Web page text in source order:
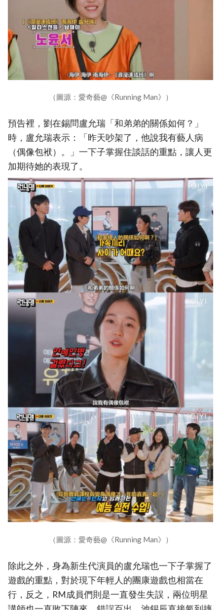
（圖源：愛奇藝@《Running Man》）
預告裡，劉在錫問盧允瑞「和弟弟的關係如何？」
時，盧允瑞表示：「昨天吵架了，他說我有藝人病
（偶像包袱）。」一下子掌握住談話的重點，讓人更
加期待她的表現了。
（圖源：愛奇藝@《Running Man》）
除此之外，身為新生代演員的盧允瑞也一下子掌握了
遊戲的重點，對於現下年輕人的團康遊戲也相當在
行，反之，RM成員們則是一直發生失誤，兩位明星